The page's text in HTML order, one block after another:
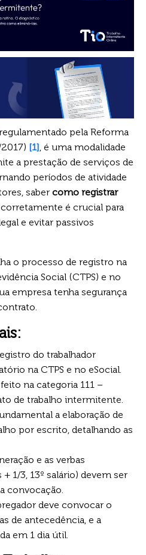
pela Reforma
[1], é uma modalidade
a prestação de serviços de
períodos de atividade
saber como registrar
corretamente é crucial para
e evitar passivos
o processo de registro na
Social (CTPS) e no
empresa tenha segurança
do trabalhador
na CTPS e no eSocial.
na categoria 111 –
de trabalho intermitente.
a elaboração de
por escrito, detalhando as
e as verbas
1/3, 13º salário) devem ser
convocação.
deve convocar o
de antecedência, e a
em 1 dia útil.